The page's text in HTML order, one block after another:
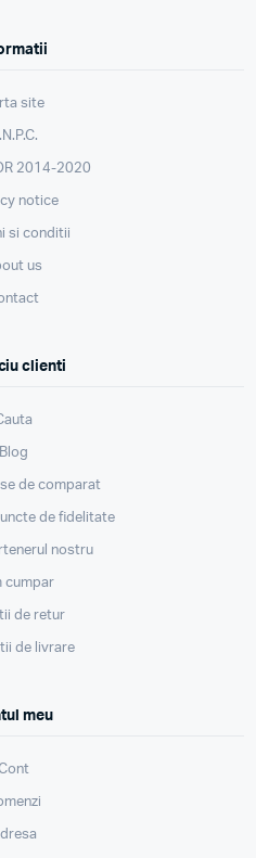
site
2014-2020
notice
si conditii
us
clienti
Blog
de comparat
de fidelitate
nostru
cumpar
de retur
de livrare
meu